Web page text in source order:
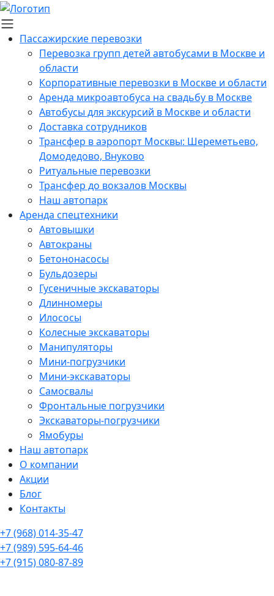
Пассажирские перевозки
Перевозка групп детей автобусами в Москве и
области
Корпоративные перевозки в Москве и области
Аренда микроавтобуса на свадьбу в Москве
Автобусы для экскурсий в Москве и области
Доставка сотрудников
Трансфер в аэропорт Москвы: Шереметьево,
Домодедово, Внуково
Ритуальные перевозки
Трансфер до вокзалов Москвы
Наш автопарк
Аренда спецтехники
Автовышки
Автокраны
Бетононасосы
Бульдозеры
Гусеничные экскаваторы
Длинномеры
Илососы
Колесные экскаваторы
Манипуляторы
Мини-погрузчики
Мини-экскаваторы
Самосвалы
Фронтальные погрузчики
Экскаваторы-погрузчики
Ямобуры
Наш автопарк
О компании
Акции
Блог
Контакты
+7 (968) 014-35-47
+7 (989) 595-64-46
+7 (915) 080-87-89